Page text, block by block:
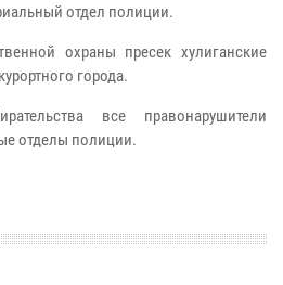
отдел полиции.
охраны пресек хулиганские
города.
все правонарушители
отделы полиции.